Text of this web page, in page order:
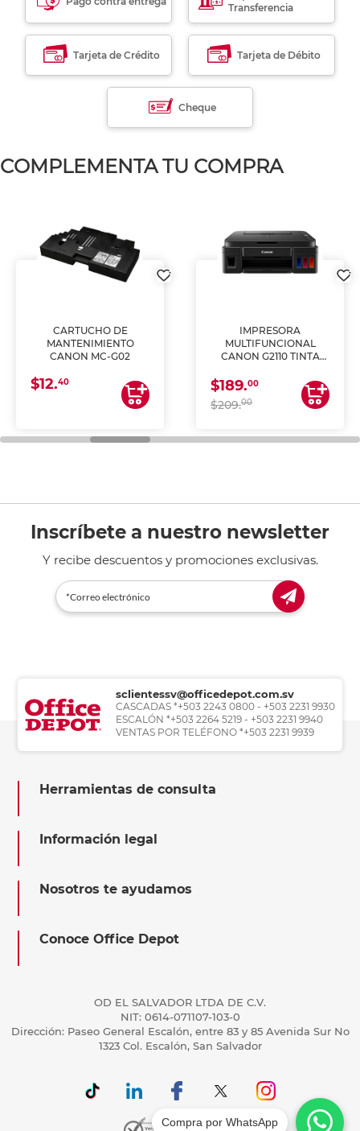
Transferencia
Tarjeta de Crédito Tarjeta de Débito
Cheque
COMPLEMENTA TU COMPRA
CARTUCHO DE
MANTENIMIENTO
CANON MC-G02
$12.40
IMPRESORA
MULTIFUNCIONAL
CANON G2110 TINTA
$189.00
$209.00
Inscríbete a nuestro newsletter
Y recibe descuentos y promociones exclusivas.
sclientessv@officedepot.com.sv
CASCADAS *+503 2243 0800 - +503 2231 9930
ESCALÓN *+503 2264 5219 - +503 2231 9940
VENTAS POR TELÉFONO *+503 2231 9939
Herramientas de consulta
Información legal
Nosotros te ayudamos
Conoce Office Depot
OD EL SALVADOR LTDA DE C.V.
NIT: 0614-071107-103-0
Dirección: Paseo General Escalón, entre 83 y 85 Avenida Sur No
1323 Col. Escalón, San Salvador
Compra por WhatsApp